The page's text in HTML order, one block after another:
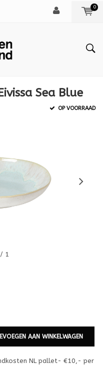
0
Sea Blue
OP VOORRAAD
/ 1
AAN WINKELWAGEN
NL pallet- €10,- per